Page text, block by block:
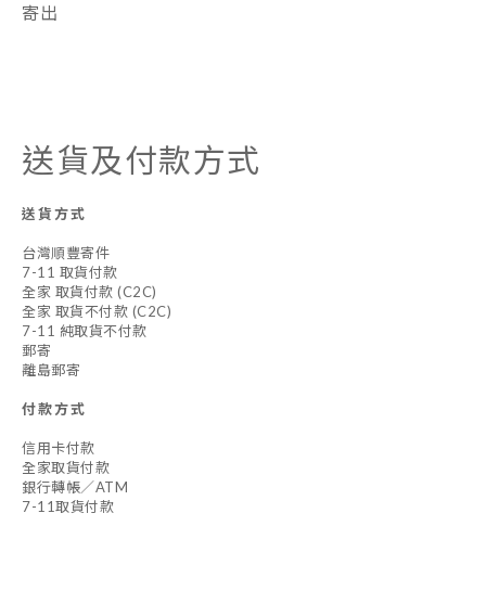
寄出
送貨及付款方式
送貨方式
台灣順豐寄件
7-11 取貨付款
全家 取貨付款 (C2C)
全家 取貨不付款 (C2C)
7-11 純取貨不付款
郵寄
離島郵寄
付款方式
信用卡付款
全家取貨付款
銀行轉帳／ATM
7-11取貨付款